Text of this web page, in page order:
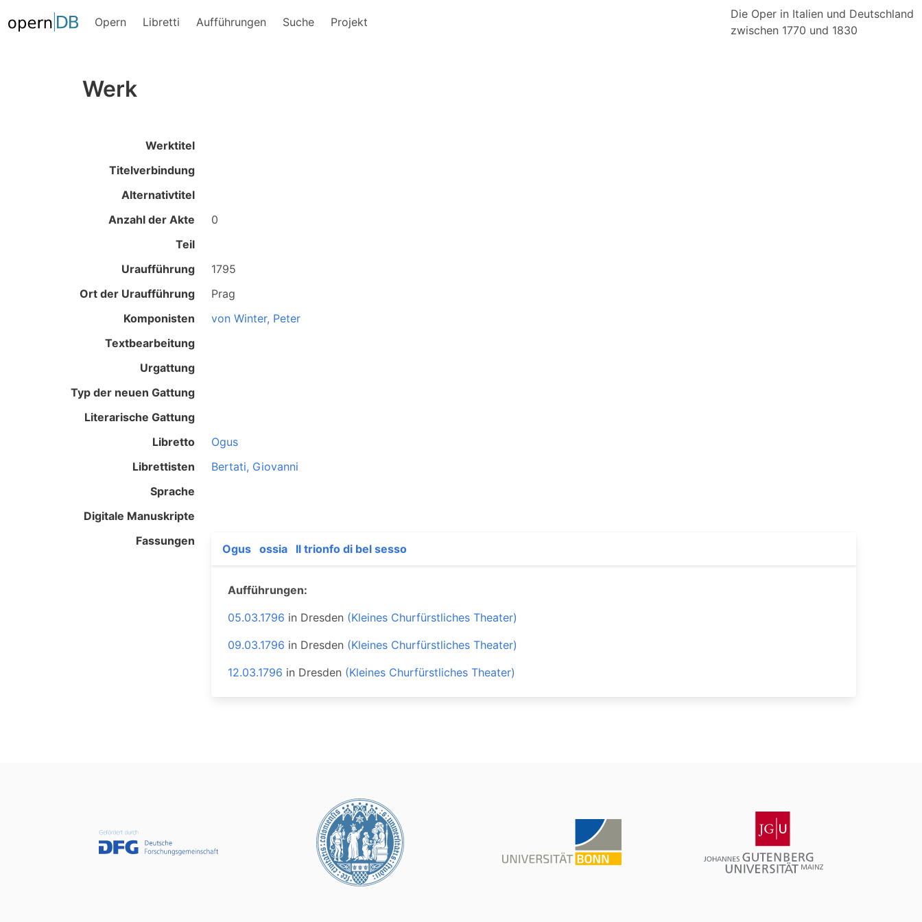
Opern Libretti Aufführungen Suche Projekt
Die Oper in Italien und Deutschland
zwischen 1770 und 1830
Werk
Werktitel
Titelverbindung
Alternativtitel
Anzahl der Akte
0
Teil
Uraufführung
1795
Ort der Uraufführung
Prag
Komponisten
von Winter, Peter
Textbearbeitung
Urgattung
Typ der neuen Gattung
Literarische Gattung
Libretto
Ogus
Librettisten
Bertati, Giovanni
Sprache
Digitale Manuskripte
Fassungen
Ogus ossia Il trionfo di bel sesso
Aufführungen:
05.03.1796 in Dresden (Kleines Churfürstliches Theater)
09.03.1796 in Dresden (Kleines Churfürstliches Theater)
12.03.1796 in Dresden (Kleines Churfürstliches Theater)